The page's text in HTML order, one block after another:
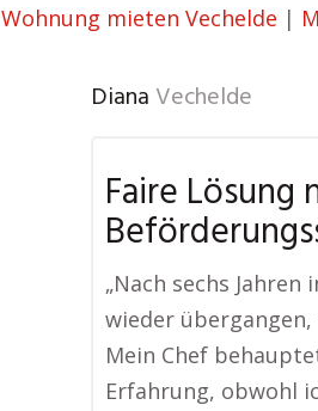
Wohnung mieten Vechelde |
Diana Vechelde
Faire Lösung
„Nach sechs
wieder
Mein Chef
Erfahrung, obwohl